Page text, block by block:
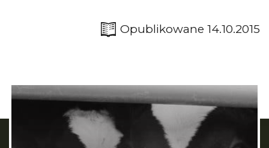
Opublikowane 14.10.2015